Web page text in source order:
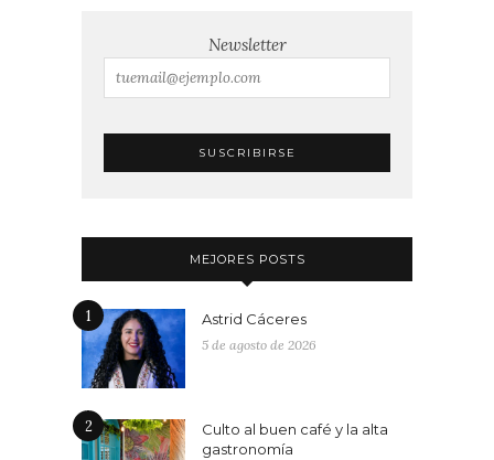
Newsletter
MEJORES POSTS
1 Astrid Cáceres
5 de agosto de 2026
2
Culto al buen café y la alta
gastronomía